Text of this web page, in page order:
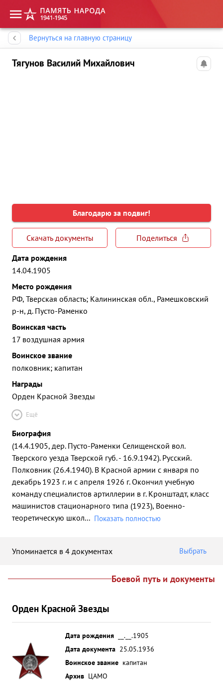
Вернуться на главную страницу
Тягунов Василий Михайлович
Благодарю за подвиг!
Скачать документы
Поделиться
Дата рождения
14.04.1905
Место рождения
РФ, Тверская область; Калининская обл., Рамешковский
р-н, д. Пусто-Раменко
Воинская часть
17 воздушная армия
Воинское звание
полковник; капитан
Награды
Орден Красной Звезды
Ещё
Биография
(14.4.1905, дер. Пусто-Раменки Селищенской вол.
Тверского уезда Тверской губ. - 16.9.1942). Русский.
Полковник (26.4.1940). В Красной армии с января по
декабрь 1923 г. и с апреля 1926 г. Окончил учебную
команду специалистов артиллерии в г. Кронштадт, класс
машинистов стационарного типа (1923), Военно-
теоретическую школ... Показать полностью
Упоминается в 4 документах Выбрать
Боевой путь и документы
Орден Красной Звезды
Дата рождения
__.__.1905
Дата документа 25.05.1936
Воинское звание капитан
Архив ЦАМО
Память народа